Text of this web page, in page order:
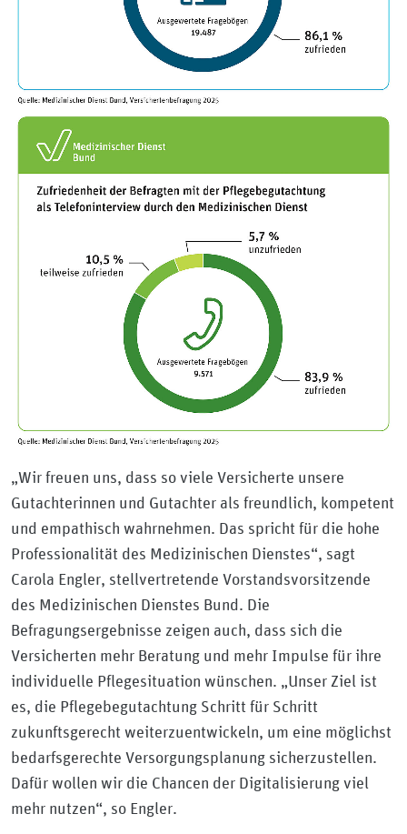
„Wir freuen uns, dass so viele Versicherte unsere
Gutachterinnen und Gutachter als freundlich, kompetent
und empathisch wahrnehmen. Das spricht für die hohe
Professionalität des Medizinischen Dienstes“, sagt
Carola Engler, stellvertretende Vorstandsvorsitzende
des Medizinischen Dienstes Bund. Die
Befragungsergebnisse zeigen auch, dass sich die
Versicherten mehr Beratung und mehr Impulse für ihre
individuelle Pflegesituation wünschen. „Unser Ziel ist
es, die Pflegebegutachtung Schritt für Schritt
zukunftsgerecht weiterzuentwickeln, um eine möglichst
bedarfsgerechte Versorgungsplanung sicherzustellen.
Dafür wollen wir die Chancen der Digitalisierung viel
mehr nutzen“, so Engler.